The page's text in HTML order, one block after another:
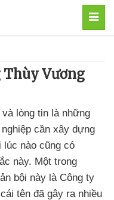
Vương
lòng tin là những
cần xây dựng
lúc nào cũng có
này. Một trong
bội này là Công ty
tên đã gây ra nhiều